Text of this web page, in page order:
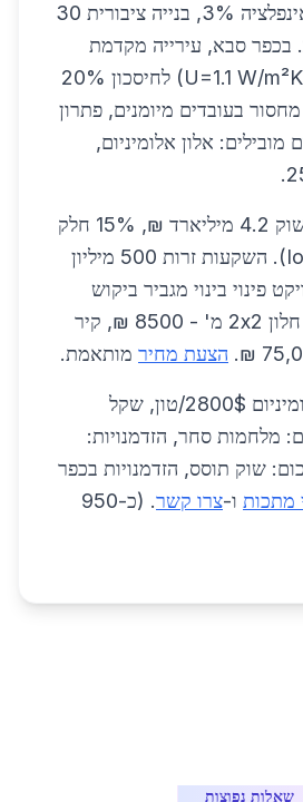
גורמים מקומיים: אינפלציה 3%, בנייה ציבורית 30
בכפר סבא, עירייה מקדמת
אלומיניום מבודד (U=1.1 W/m²K) לחיסכון 20%
בעובדים מיומנים, פתרון
מובילים: אלון אלומיניום,
תחזית: ב-2026, שוק 4.2 מיליארד ₪, 15% חלק
אלומיניום חכם (IoT). השקעות זרות 500 מיליון
פינוי בינוי מגביר ביקוש
ב-25%. מחירים: חלון 2x2 מ' - 8500 ₪, קיר
הצעת מחיר מותאמת.
גלובלית: LME אלומיניום 2800$/טון, שקל
מלחמות סחר, הזדמנויות:
שוק תוסס, הזדמנויות בכפר
מתכות ו-צרו קשר
. (כ-950
שאלות נפוצות